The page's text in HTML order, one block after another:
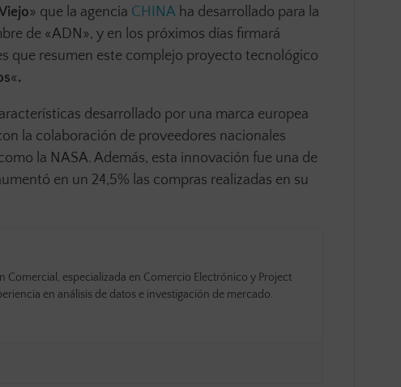
» que la agencia CHINA ha desarrollado para la
de «ADN», y en los próximos días firmará
que resumen este complejo proyecto tecnológico
«.
desarrollado por una marca europea
la colaboración de proveedores nacionales
la NASA. Además, esta innovación fue una de
en un 24,5% las compras realizadas en su
especializada en Comercio Electrónico y Project
en análisis de datos e investigación de mercado.